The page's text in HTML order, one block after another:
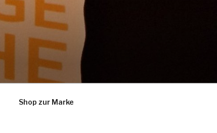
Shop zur Marke